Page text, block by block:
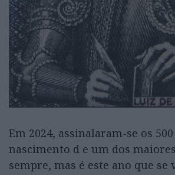
Em 2024, assinalaram-se os
nascimento d e um dos
sempre, mas é este ano que se